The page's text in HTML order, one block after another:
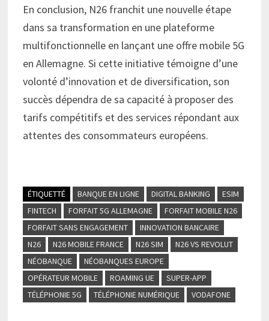
En conclusion, N26 franchit une nouvelle étape
dans sa transformation en une plateforme
multifonctionnelle en lançant une offre mobile 5G
en Allemagne. Si cette initiative témoigne d’une
volonté d’innovation et de diversification, son
succès dépendra de sa capacité à proposer des
tarifs compétitifs et des services répondant aux
attentes des consommateurs européens.
ÉTIQUETTÉ BANQUE EN LIGNE DIGITAL BANKING
ESIM
FINTECH
FORFAIT 5G ALLEMAGNE
FORFAIT MOBILE N26
FORFAIT SANS ENGAGEMENT
INNOVATION BANCAIRE
N26
N26 MOBILE FRANCE N26 SIM
N26 VS REVOLUT
NÉOBANQUE
NÉOBANQUES EUROPE
OPÉRATEUR MOBILE
ROAMING UE
SUPER-APP
TÉLÉPHONIE 5G
TÉLÉPHONIE NUMÉRIQUE VODAFONE